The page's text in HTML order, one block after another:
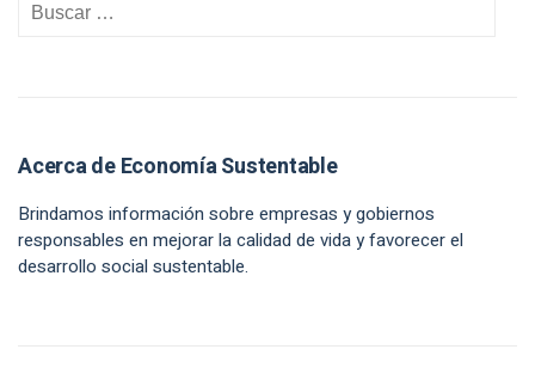
Acerca de Economía Sustentable
Brindamos información sobre empresas y gobiernos
responsables en mejorar la calidad de vida y favorecer el
desarrollo social sustentable.